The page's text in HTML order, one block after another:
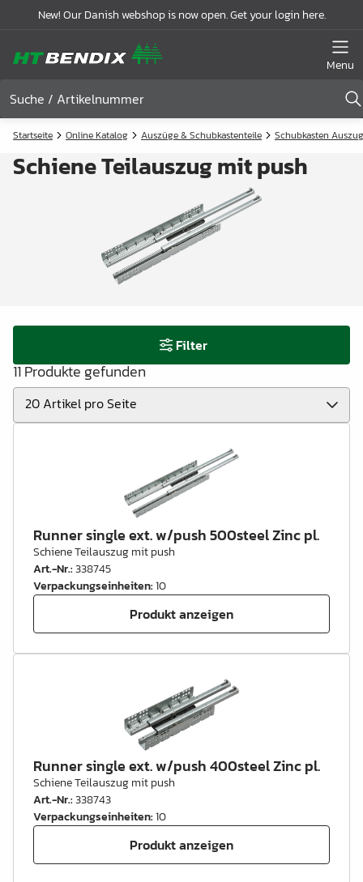
New! Our Danish webshop is now open. Get your login here.
Menu
Startseite Online Katalog Auszüge & Schubkastenteile Schubkasten Auszug
Schiene Teilauszug mit push
Filter
11 Produkte gefunden
Runner single ext. w/push 500steel Zinc pl.
Schiene Teilauszug mit push
Art.-Nr.:338745
Verpackungseinheiten:10
Produkt anzeigen
Runner single ext. w/push 400steel Zinc pl.
Schiene Teilauszug mit push
Art.-Nr.:338743
Verpackungseinheiten:10
Produkt anzeigen